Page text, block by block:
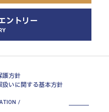
ントリー
/
護方針
いに関する基本方針